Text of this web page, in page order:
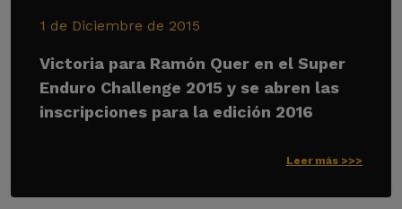
1 de Diciembre de 2015
Victoria para Ramón Quer en el Super
Enduro Challenge 2015 y se abren las
inscripciones para la edición 2016
Leer más >>>